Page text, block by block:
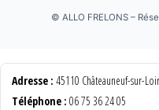
© ALLO FRELONS –
Adresse : 45110 Châteauneuf-sur-
Téléphone : 06 75 36 24 05